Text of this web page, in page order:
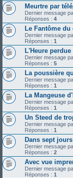
Meurtre par
Dernier message
Réponses : 4
Le Fantôme du
Dernier message
Réponses : 1
L'Heure
Dernier message
Réponses : 5
La poussière
Dernier message
Réponses : 1
La Mangeuse
Dernier message
Réponses : 1
Un Steed de
Dernier message
Réponses : 1
Dans sept
Dernier message
Réponses : 2
Avec vue
Dernier message
Réponses : 1